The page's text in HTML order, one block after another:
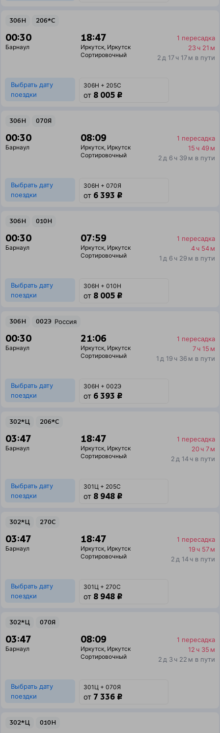
306Н 206*С
00:30
Барнаул
18:47
Иркутск, Иркутск
Сортировочный
1 пересадка
23 ч 21 м
2 д 17 ч 17 м в пути
Выбрать дату
поездки
306Н + 205С
от 8 005 ₽
306Н 070Я
00:30
Барнаул
08:09
Иркутск, Иркутск
Сортировочный
1 пересадка
15 ч 49 м
2 д 6 ч 39 м в пути
Выбрать дату
поездки
306Н + 070Я
от 6 393 ₽
306Н 010Н
00:30
Барнаул
07:59
Иркутск, Иркутск
Сортировочный
1 пересадка
4 ч 54 м
1 д 6 ч 29 м в пути
Выбрать дату
поездки
306Н + 010Н
от 8 005 ₽
306Н 002Э Россия
00:30
Барнаул
21:06
Иркутск, Иркутск
Сортировочный
1 пересадка
7 ч 15 м
1 д 19 ч 36 м в пути
Выбрать дату
поездки
306Н + 002Э
от 6 393 ₽
302*Ц 206*С
03:47
Барнаул
18:47
Иркутск, Иркутск
Сортировочный
1 пересадка
20 ч 7 м
2 д 14 ч в пути
Выбрать дату
поездки
301Ц + 205С
от 8 948 ₽
302*Ц 270С
03:47
Барнаул
18:47
Иркутск, Иркутск
Сортировочный
1 пересадка
19 ч 57 м
2 д 14 ч в пути
Выбрать дату
поездки
301Ц + 270С
от 8 948 ₽
302*Ц 070Я
03:47
Барнаул
08:09
Иркутск, Иркутск
Сортировочный
1 пересадка
12 ч 35 м
2 д 3 ч 22 м в пути
Выбрать дату
поездки
301Ц + 070Я
от 7 336 ₽
302*Ц 010Н